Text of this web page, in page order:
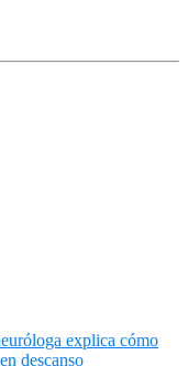
explica cómo
descanso